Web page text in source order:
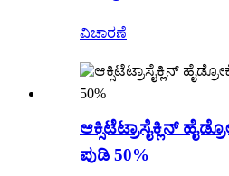
ವಿಚಾರಣೆ
ಆಕ್ಸಿಟೆಟ್ರಾಸೈಕ್ಲಿನ್
ಪುಡಿ 50%